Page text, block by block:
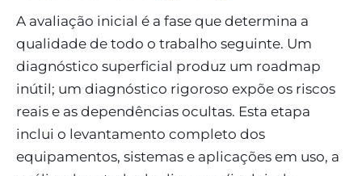
A avaliação inicial é a fase que determina a
qualidade de todo o trabalho seguinte. Um
diagnóstico superficial produz um roadmap
inútil; um diagnóstico rigoroso expõe os riscos
reais e as dependências ocultas. Esta etapa
inclui o levantamento completo dos
equipamentos, sistemas e aplicações em uso, a